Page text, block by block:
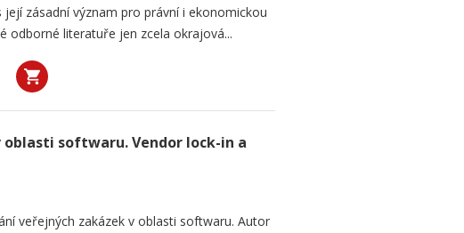
zásadní význam pro právní i ekonomickou
odborné literatuře jen zcela okrajová...
softwaru. Vendor lock-in a
veřejných zakázek v oblasti softwaru. Autor